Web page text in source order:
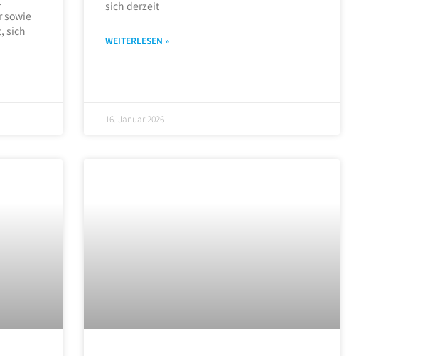
sowie
sich
sich derzeit
WEITERLESEN »
16. Januar 2026